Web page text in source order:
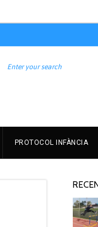
PROTOCOL INFÀNCIA